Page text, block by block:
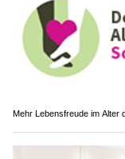
Mehr Lebensfreude im Alter